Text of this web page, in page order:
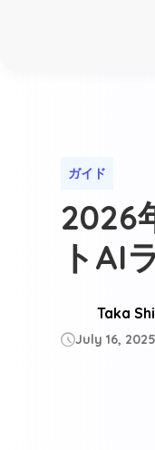
ガイド
2026
トAI
Taka
July 16, 2025